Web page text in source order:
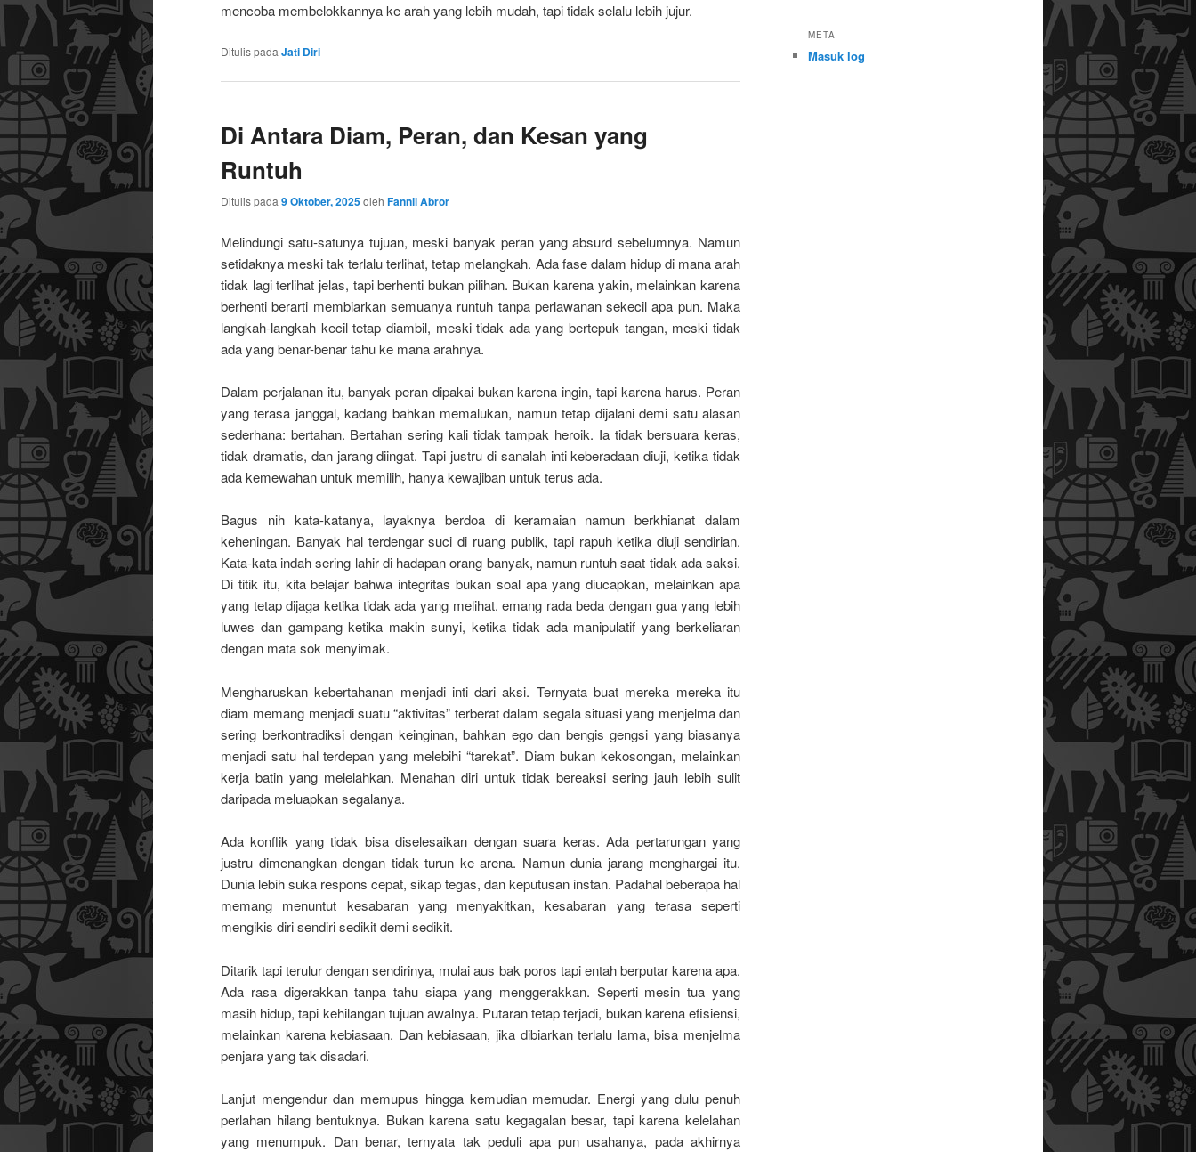
mencoba membelokkannya ke arah yang lebih mudah, tapi tidak selalu lebih jujur.
Ditulis pada Jati Diri
Di Antara Diam, Peran, dan Kesan yang
Runtuh
Ditulis pada 9 Oktober, 2025oleh Fannil Abror
Melindungi satu-satunya tujuan, meski banyak peran yang absurd sebelumnya. Namun
setidaknya meski tak terlalu terlihat, tetap melangkah. Ada fase dalam hidup di mana arah
tidak lagi terlihat jelas, tapi berhenti bukan pilihan. Bukan karena yakin, melainkan karena
berhenti berarti membiarkan semuanya runtuh tanpa perlawanan sekecil apa pun. Maka
langkah-langkah kecil tetap diambil, meski tidak ada yang bertepuk tangan, meski tidak
ada yang benar-benar tahu ke mana arahnya.
Dalam perjalanan itu, banyak peran dipakai bukan karena ingin, tapi karena harus. Peran
yang terasa janggal, kadang bahkan memalukan, namun tetap dijalani demi satu alasan
sederhana: bertahan. Bertahan sering kali tidak tampak heroik. Ia tidak bersuara keras,
tidak dramatis, dan jarang diingat. Tapi justru di sanalah inti keberadaan diuji, ketika tidak
ada kemewahan untuk memilih, hanya kewajiban untuk terus ada.
Bagus nih kata-katanya, layaknya berdoa di keramaian namun berkhianat dalam
keheningan. Banyak hal terdengar suci di ruang publik, tapi rapuh ketika diuji sendirian.
Kata-kata indah sering lahir di hadapan orang banyak, namun runtuh saat tidak ada saksi.
Di titik itu, kita belajar bahwa integritas bukan soal apa yang diucapkan, melainkan apa
yang tetap dijaga ketika tidak ada yang melihat. emang rada beda dengan gua yang lebih
luwes dan gampang ketika makin sunyi, ketika tidak ada manipulatif yang berkeliaran
dengan mata sok menyimak.
Mengharuskan kebertahanan menjadi inti dari aksi. Ternyata buat mereka mereka itu
diam memang menjadi suatu “aktivitas” terberat dalam segala situasi yang menjelma dan
sering berkontradiksi dengan keinginan, bahkan ego dan bengis gengsi yang biasanya
menjadi satu hal terdepan yang melebihi “tarekat”. Diam bukan kekosongan, melainkan
kerja batin yang melelahkan. Menahan diri untuk tidak bereaksi sering jauh lebih sulit
daripada meluapkan segalanya.
Ada konflik yang tidak bisa diselesaikan dengan suara keras. Ada pertarungan yang
justru dimenangkan dengan tidak turun ke arena. Namun dunia jarang menghargai itu.
Dunia lebih suka respons cepat, sikap tegas, dan keputusan instan. Padahal beberapa hal
memang menuntut kesabaran yang menyakitkan, kesabaran yang terasa seperti
mengikis diri sendiri sedikit demi sedikit.
Ditarik tapi terulur dengan sendirinya, mulai aus bak poros tapi entah berputar karena apa.
Ada rasa digerakkan tanpa tahu siapa yang menggerakkan. Seperti mesin tua yang
masih hidup, tapi kehilangan tujuan awalnya. Putaran tetap terjadi, bukan karena efisiensi,
melainkan karena kebiasaan. Dan kebiasaan, jika dibiarkan terlalu lama, bisa menjelma
penjara yang tak disadari.
Lanjut mengendur dan memupus hingga kemudian memudar. Energi yang dulu penuh
perlahan hilang bentuknya. Bukan karena satu kegagalan besar, tapi karena kelelahan
yang menumpuk. Dan benar, ternyata tak peduli apa pun usahanya, pada akhirnya
META
Masuk log